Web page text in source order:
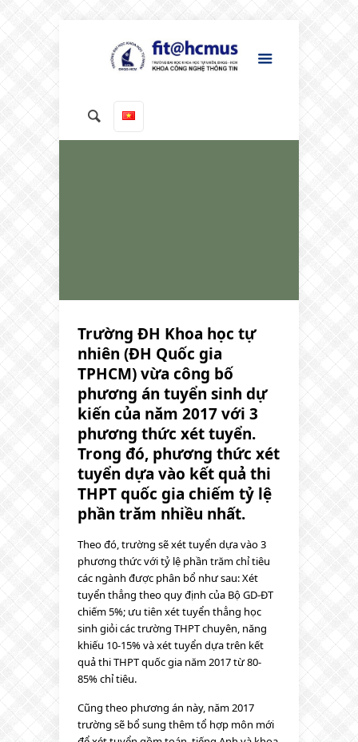
Trường ĐH Khoa học tự
nhiên (ĐH Quốc gia
TPHCM) vừa công bố
phương án tuyển sinh dự
kiến của năm 2017 với 3
phương thức xét tuyển.
Trong đó, phương thức xét
tuyển dựa vào kết quả thi
THPT quốc gia chiếm tỷ lệ
phần trăm nhiều nhất.
Theo đó, trường sẽ xét tuyển dựa vào 3
phương thức với tỷ lệ phần trăm chỉ tiêu
các ngành được phân bổ như sau: Xét
tuyển thẳng theo quy định của Bộ GD-ĐT
chiếm 5%; ưu tiên xét tuyển thẳng học
sinh giỏi các trường THPT chuyên, năng
khiếu 10-15% và xét tuyển dựa trên kết
quả thi THPT quốc gia năm 2017 từ 80-
85% chỉ tiêu.
Cũng theo phương án này, năm 2017
trường sẽ bổ sung thêm tổ hợp môn mới